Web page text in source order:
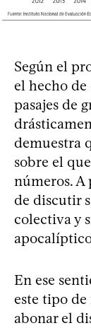
Según el
el hecho
pasajes de
demuestra
sobre el
números. A
de discutir
colectiva y
En ese
este tipo
abonar el